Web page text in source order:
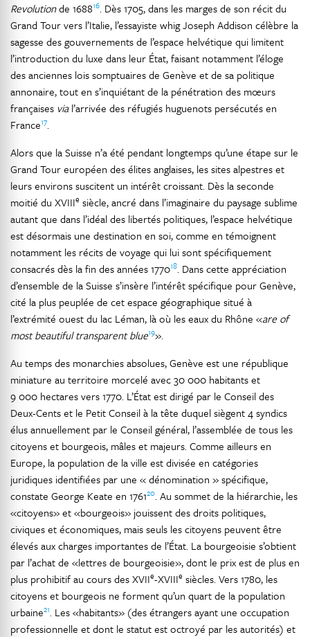
Revolutionde 168816. Dès 1705, dans les marges de son récit du
Grand Tour vers l’Italie, l’essayiste whig Joseph Addison célèbre la
sagesse des gouvernements de l’espace helvétique qui limitent
l’introduction du luxe dans leur État, faisant notamment l’éloge
des anciennes lois somptuaires de Genève et de sa politique
annonaire, tout en s’inquiétant de la pénétration des mœurs
françaises vial’arrivée des réfugiés huguenots persécutés en
France17.
Alors que la Suisse n’a été pendant longtemps qu’une étape sur le
Grand Tour européen des élites anglaises, les sites alpestres et
leurs environs suscitent un intérêt croissant. Dès la seconde
moitié du XVIIIe siècle, ancré dans l’imaginaire du paysage sublime
autant que dans l’idéal des libertés politiques, l’espace helvétique
est désormais une destination en soi, comme en témoignent
notamment les récits de voyage qui lui sont spécifiquement
consacrés dès la fin des années 177018. Dans cette appréciation
d’ensemble de la Suisse s’insère l’intérêt spécifique pour Genève,
cité la plus peuplée de cet espace géographique situé à
l’extrémité ouest du lac Léman, là où les eaux du Rhône «are of
most beautiful transparent blue19».
Au temps des monarchies absolues, Genève est une république
miniature au territoire morcelé avec 30 000 habitants et
9 000 hectares vers 1770. L’État est dirigé par le Conseil des
Deux-Cents et le Petit Conseil à la tête duquel siègent 4 syndics
élus annuellement par le Conseil général, l’assemblée de tous les
citoyens et bourgeois, mâles et majeurs. Comme ailleurs en
Europe, la population de la ville est divisée en catégories
juridiques identifiées par une « dénomination » spécifique,
constate George Keate en 176120. Au sommet de la hiérarchie, les
«citoyens» et «bourgeois» jouissent des droits politiques,
civiques et économiques, mais seuls les citoyens peuvent être
élevés aux charges importantes de l’État. La bourgeoisie s’obtient
par l’achat de «lettres de bourgeoisie», dont le prix est de plus en
plus prohibitif au cours des XVIIe-XVIIIe siècles. Vers 1780, les
citoyens et bourgeois ne forment qu’un quart de la population
urbaine21. Les «habitants» (des étrangers ayant une occupation
professionnelle et dont le statut est octroyé par les autorités) et